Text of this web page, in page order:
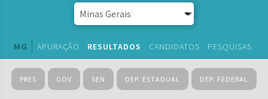
MG APURAÇÃO RESULTADOS CANDIDATOS PESQUISAS
PRES GOV SEN DEP. ESTADUAL DEP. FEDERAL